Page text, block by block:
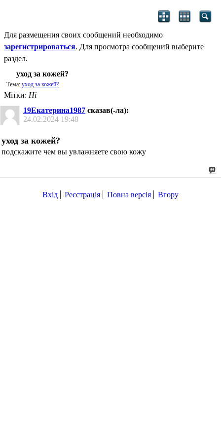
Для размещения своих сообщений необходимо
зарегистрироваться. Для просмотра сообщений выберите
раздел.
уход за кожей?
Тема: уход за кожей?
Мітки: Ні
19Екатерина1987 сказав(-ла):
24.02.2024 19:48
уход за кожей?
подскажите чем вы увлажняете свою кожу
Вхід Реєстрація Повна версія Вгору